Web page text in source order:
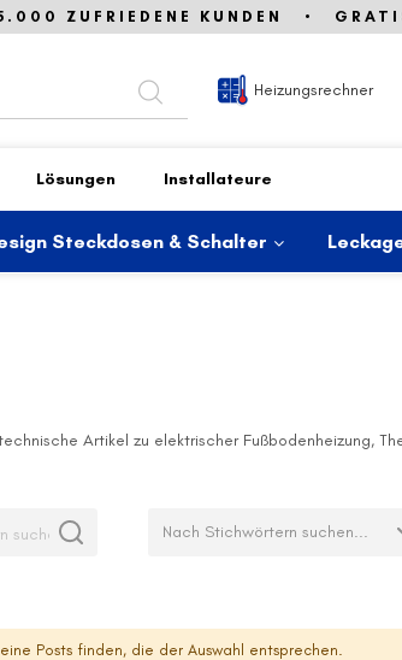
ZUFRIEDENE KUNDEN •
Heizungsrechner
Lösungen Installateure
Steckdosen & Schalter
Artikel zu elektrischer Fußbodenheizung,
Posts finden, die der Auswahl entsprechen.